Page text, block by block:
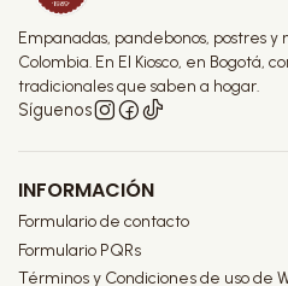
Empanadas, pandebonos, postres y
Colombia. En El Kiosco, en Bogotá,
tradicionales que saben a hogar.
Síguenos
INFORMACIÓN
Formulario de contacto
Formulario PQRs
Términos y Condiciones de uso de